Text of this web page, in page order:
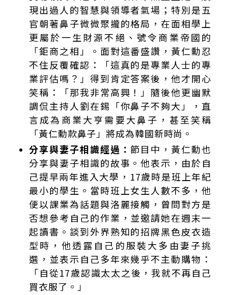
現出過人的智慧與領導者氣場；特別是五
官朝著鼻子微微聚攏的格局，在面相學上
更屬於一生財源不絕、號令商業帝國的
「鉅商之相」。面對這番盛讚，黃仁勳忍
不住反覆確認：「這真的是專業人士的專
業評估嗎？」得到肯定答案後，他才開心
笑稱：「那我非常高興！」隨後他更幽默
調侃主持人劉在錫「你鼻子不夠大」，直
言成為商業大亨需要大鼻子，甚至笑稱
「黃仁勳款鼻子」將成為韓國新時尚。
分享與妻子相識經過： 節目中，黃仁勳也
分享與妻子相識的故事。他表示，由於自
己提早兩年進入大學，17歲時是班上年紀
最小的學生。當時班上女生人數不多，他
便以課業為話題與洛麗接觸，曾問對方是
否想參考自己的作業，並邀請她在週末一
起讀書。談到外界熟知的招牌黑色皮衣造
型時，他透露自己的服裝大多由妻子挑
選，並表示自己多年來幾乎不主動購物：
「自從17歲認識太太之後，我就不再自己
買衣服了。」